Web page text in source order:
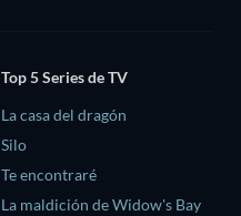
Top 5 Series de TV
La casa del dragón
Silo
Te encontraré
La maldición de Widow's Bay